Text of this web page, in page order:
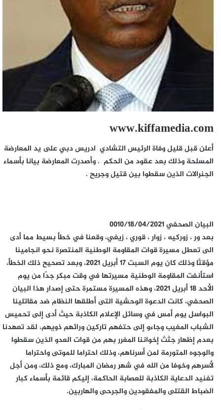
www.kiffamedia.com
أعلن قبل قليل وفاة الرئيس التشادي ادريس دبي على يد المعارضة
المسلحة وذلك بعد عقود من الحكم . وأصدرت المعارضة بيانا بأسماء
الجنرالات الذين سقطوا بين قتيل وجريح .
البيان الصحفي 0010/18/04/2021
بعد ور ، زوركيه ، زوار ، قوري ، زيغي، وقعنا في خطأ بسيط مما أدى
الى تعطل مسيرة قوات المقاومة الوطنية المنتصرة نحو انجامينا
مؤقتًا وذلك كان يوم السبت 17 أبريل 2021، وبعد تصحيح ذلك الخطأ،
استأنفت المقاومة الوطنية مسيرتها في وقت مبكر جدًا من يوم
الأحد 18 أبريل 2021، وهذه المسيرة مستمرة حتى إصدار هذا البيان
الصحفي، كانت الدعوة الوحشية التى أطلقها النظام ضد مقاتلينا
البواسل يوم أمس في وسائل الإعلام الكاذبة حيث أدى إلى تحميس
الشباب المغيب وجاءو إلى حتفهم تاركين ورائهم ذويهم،‎ لقد تعهدنا
بعدم إظهار جثث إخواننا المغرر بهم من قوات العدو الذين سقطوا
والوجوه المتورمة لمن أسرناهم، وذلك احتراما للموتى واحتراما
لأسرهم وخوفا من الله في شهر رمضان المبارك، ومع ذلك، ومن أجل
‎تفنيد الدعاية الكاذبة للعصابة الحاكمة‎، إليكم قائمة بأسماء كبار
الضباط القتلى والمفقودين والجرحى والهاربين.‎